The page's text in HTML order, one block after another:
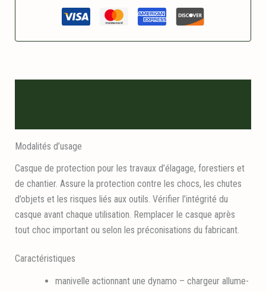
Modalités d’usage
Casque de protection pour les travaux d’élagage, forestiers et
de chantier. Assure la protection contre les chocs, les chutes
d’objets et les risques liés aux outils. Vérifier l’intégrité du
casque avant chaque utilisation. Remplacer le casque après
tout choc important ou selon les préconisations du fabricant.
Caractéristiques
manivelle actionnant une dynamo – chargeur allume-